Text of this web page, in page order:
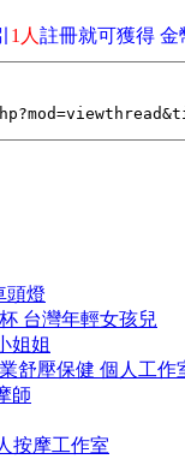
1人 註冊就可獲得 金
頭燈
台灣年輕女孩兒
姐姐
舒壓保健 個人工作
師
按摩工作室